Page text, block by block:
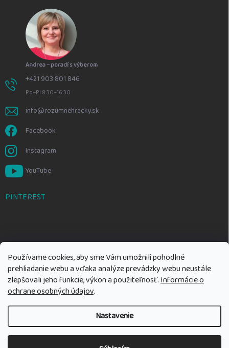
Používame cookies, aby sme Vám umožnili pohodlné
prehliadanie webu a vďaka analýze prevádzky webu neustále
zlepšovali jeho funkcie, výkon a použiteľnosť.Informácie o
ochrane osobných údajov.
Nastavenie
Andrea – poradí s výberom
+421 903 801 846
Po–Pi 8:30–16:30
info@rozumnehracky.sk
Facebook
Instagram
YouTube
PINTEREST
Copyright 2026Rozumné hračky. Všetky práva vyhradené.Upraviť
nastavenie cookies